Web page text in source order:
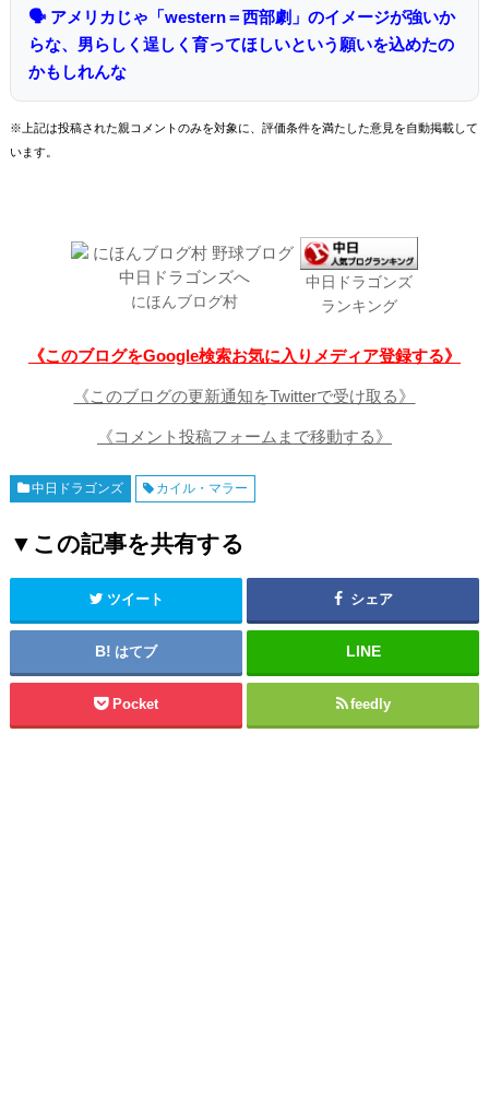
🗣 アメリカじゃ「western＝西部劇」のイメージが強いか
らな、男らしく逞しく育ってほしいという願いを込めたの
かもしれんな
※上記は投稿された親コメントのみを対象に、評価条件を満たした意見を自動掲載して
います。
にほんブログ村
中日ドラゴンズ
ランキング
《このブログをGoogle検索お気に入りメディア登録する》
《このブログの更新通知をTwitterで受け取る》
《コメント投稿フォームまで移動する》
中日ドラゴンズ カイル・マラー
▼この記事を共有する
ツイート シェア
はてブ
Pocket feedly